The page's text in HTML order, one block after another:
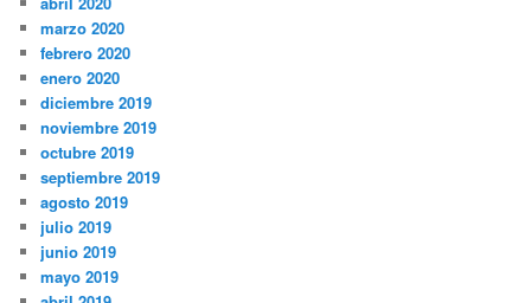
marzo 2020
febrero 2020
enero 2020
diciembre 2019
noviembre 2019
octubre 2019
septiembre 2019
agosto 2019
julio 2019
junio 2019
mayo 2019